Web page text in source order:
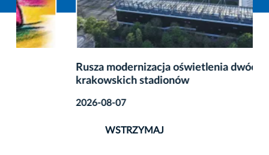
Rusza modernizacja oświetlenia dwóch
krakowskich stadionów
WSTRZYMAJ